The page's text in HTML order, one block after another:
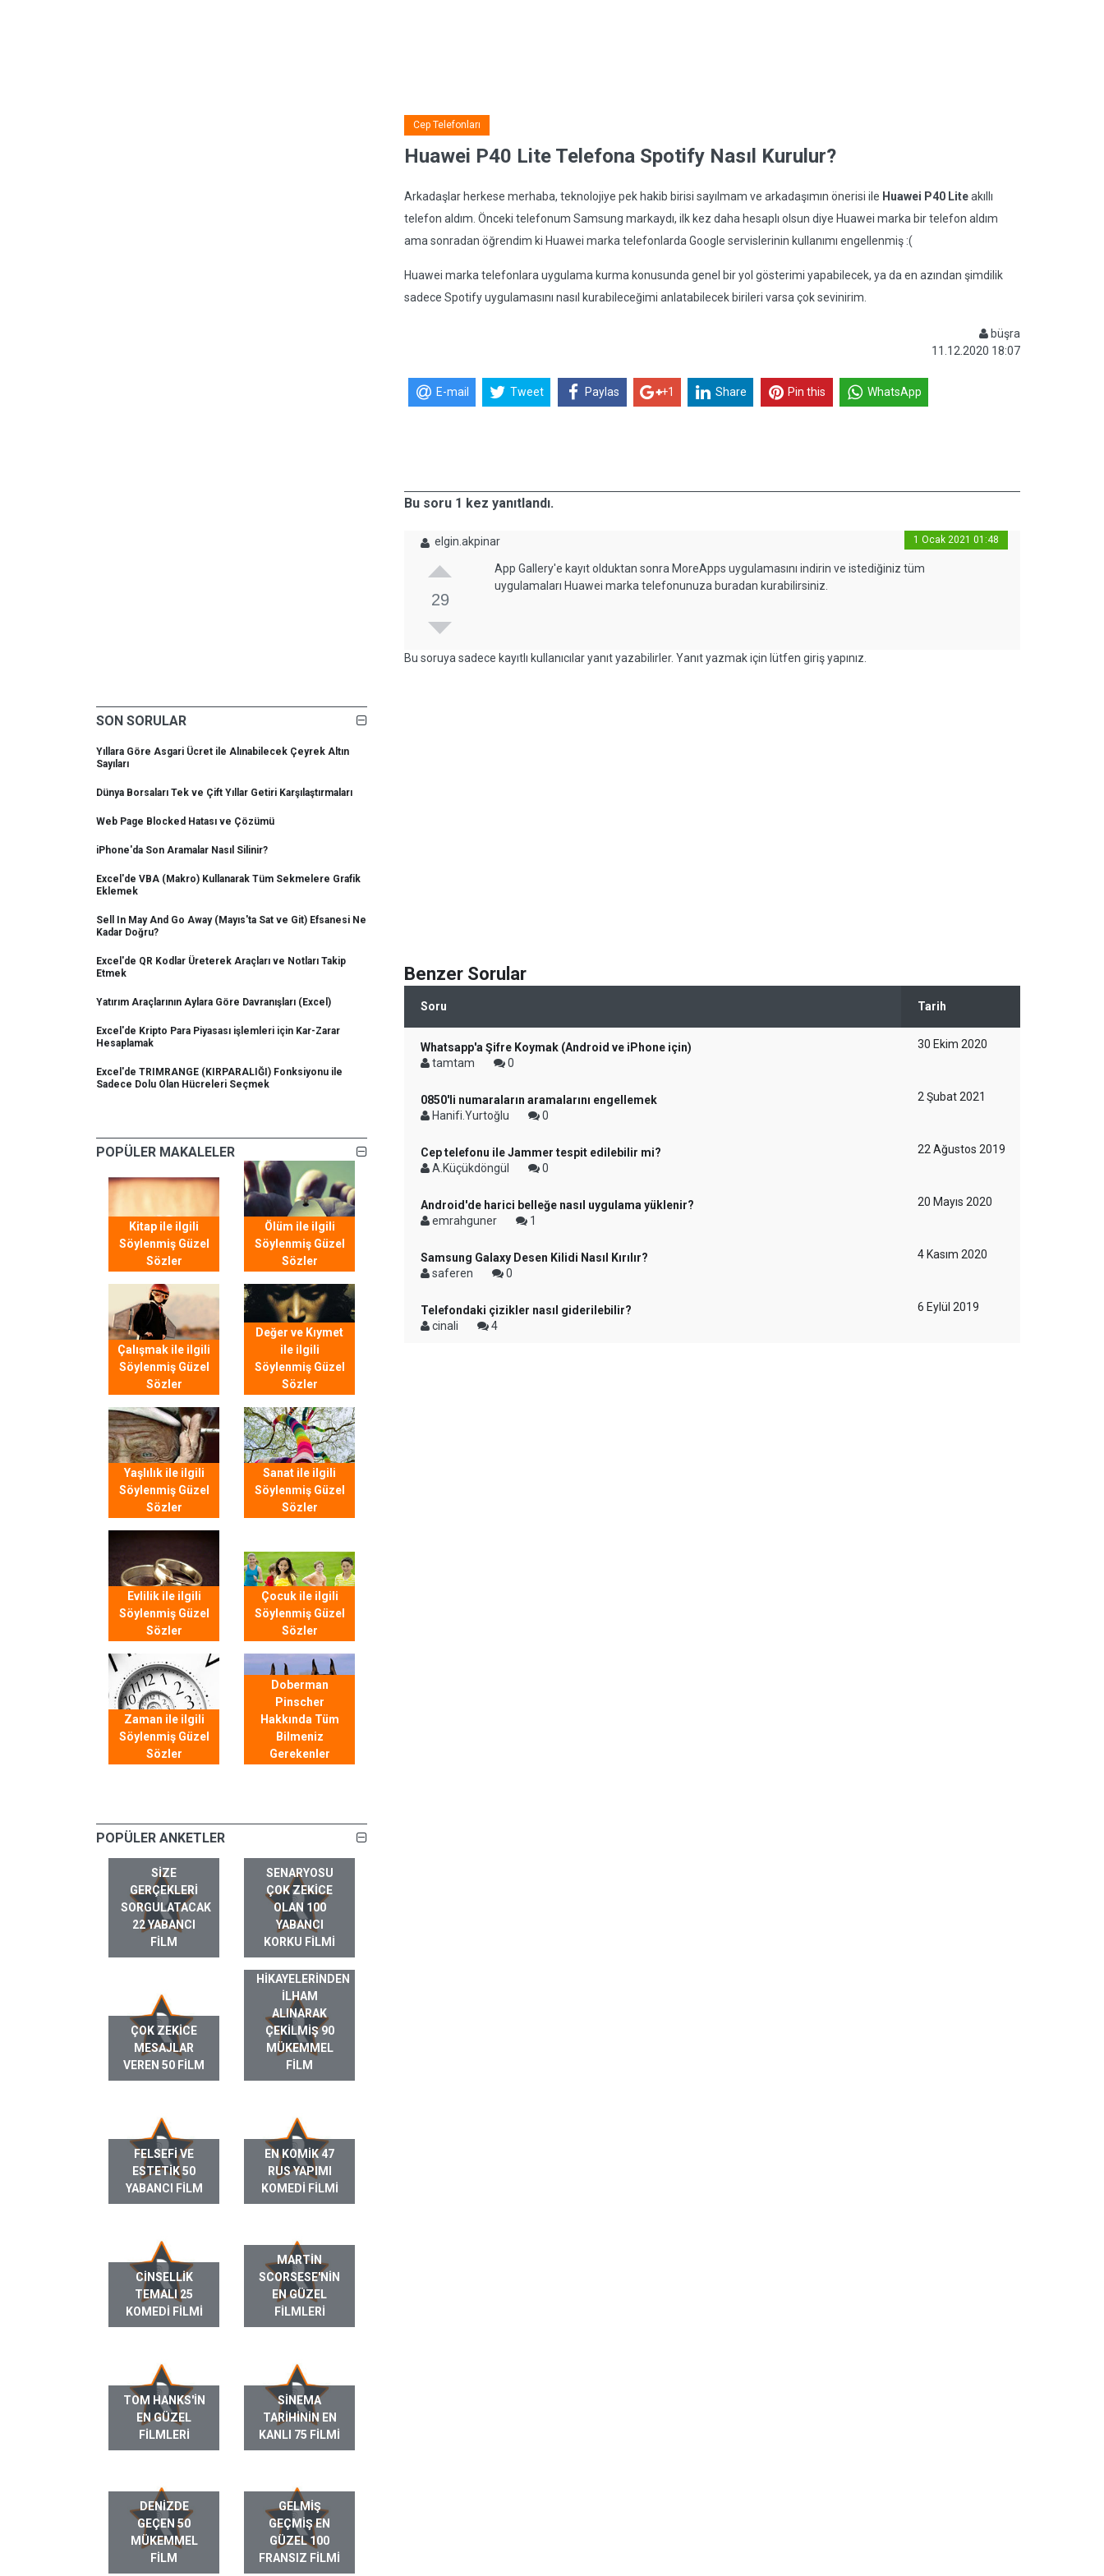
SON SORULAR
Yıllara Göre Asgari Ücret ile Alınabilecek Çeyrek Altın
Sayıları
Dünya Borsaları Tek ve Çift Yıllar Getiri Karşılaştırmaları
Web Page Blocked Hatası ve Çözümü
iPhone'da Son Aramalar Nasıl Silinir?
Excel'de VBA (Makro) Kullanarak Tüm Sekmelere Grafik
Eklemek
Sell In May And Go Away (Mayıs'ta Sat ve Git) Efsanesi Ne
Kadar Doğru?
Excel'de QR Kodlar Üreterek Araçları ve Notları Takip
Etmek
Yatırım Araçlarının Aylara Göre Davranışları (Excel)
Excel'de Kripto Para Piyasası işlemleri için Kar-Zarar
Hesaplamak
Excel'de TRIMRANGE (KIRPARALIĞI) Fonksiyonu ile
Sadece Dolu Olan Hücreleri Seçmek
POPÜLER MAKALELER
Kitap ile ilgili
Söylenmiş Güzel
Sözler
Ölüm ile ilgili
Söylenmiş Güzel
Sözler
Çalışmak ile ilgili
Söylenmiş Güzel
Sözler
Değer ve Kıymet
ile ilgili
Söylenmiş Güzel
Sözler
Yaşlılık ile ilgili
Söylenmiş Güzel
Sözler
Sanat ile ilgili
Söylenmiş Güzel
Sözler
Evlilik ile ilgili
Söylenmiş Güzel
Sözler
Çocuk ile ilgili
Söylenmiş Güzel
Sözler
Zaman ile ilgili
Söylenmiş Güzel
Sözler
Doberman
Pinscher
Hakkında Tüm
Bilmeniz
Gerekenler
POPÜLER ANKETLER
SIZE
GERÇEKLERI
SORGULATACAK
22 YABANCI
FILM
SENARYOSU
ÇOK ZEKICE
OLAN 100
YABANCI
KORKU FILMI
ÇOK ZEKICE
MESAJLAR
VEREN 50 FILM
GERÇEK HAYAT
HIKAYELERINDEN
ILHAM
ALINARAK
ÇEKILMIŞ 90
MÜKEMMEL
FILM
FELSEFI VE
ESTETIK 50
YABANCI FILM
EN KOMIK 47
RUS YAPIMI
KOMEDI FILMI
CINSELLIK
TEMALI 25
KOMEDI FILMI
MARTIN
SCORSESE'NIN
EN GÜZEL
FILMLERI
TOM HANKS'IN
EN GÜZEL
FILMLERI
SINEMA
TARIHININ EN
KANLI 75 FILMI
DENIZDE
GEÇEN 50
MÜKEMMEL
FILM
GELMIŞ
GEÇMIŞ EN
GÜZEL 100
FRANSIZ FILMI
Cep Telefonları
Huawei P40 Lite Telefona Spotify Nasıl Kurulur?
Arkadaşlar herkese merhaba, teknolojiye pek hakib birisi sayılmam ve arkadaşımın önerisi ile Huawei P40 Liteakıllı
telefon aldım. Önceki telefonum Samsung markaydı, ilk kez daha hesaplı olsun diye Huawei marka bir telefon aldım
ama sonradan öğrendim ki Huawei marka telefonlarda Google servislerinin kullanımı engellenmiş :(
Huawei marka telefonlara uygulama kurma konusunda genel bir yol gösterimi yapabilecek, ya da en azından şimdilik
sadece Spotify uygulamasını nasıl kurabileceğimi anlatabilecek birileri varsa çok sevinirim.
büşra
11.12.2020 18:07
E-mail Tweet Paylas +1 Share Pin this WhatsApp
Bu soru 1 kez yanıtlandı.
elgin.akpinar 1 Ocak 2021 01:48
29
App Gallery'e kayıt olduktan sonra MoreApps uygulamasını indirin ve istediğiniz tüm
uygulamaları Huawei marka telefonunuza buradan kurabilirsiniz.
Bu soruya sadece kayıtlı kullanıcılar yanıt yazabilirler. Yanıt yazmak için lütfen giriş yapınız.
Benzer Sorular
Soru Tarih
Whatsapp'a Şifre Koymak (Android ve iPhone için)
tamtam
0
30 Ekim 2020
0850'li numaraların aramalarını engellemek
Hanifi.Yurtoğlu
0
2 Şubat 2021
Cep telefonu ile Jammer tespit edilebilir mi?
A.Küçükdöngül
0
22 Ağustos 2019
Android'de harici belleğe nasıl uygulama yüklenir?
emrahguner
1
20 Mayıs 2020
Samsung Galaxy Desen Kilidi Nasıl Kırılır?
saferen
0
4 Kasım 2020
Telefondaki çizikler nasıl giderilebilir?
cinali
4
6 Eylül 2019